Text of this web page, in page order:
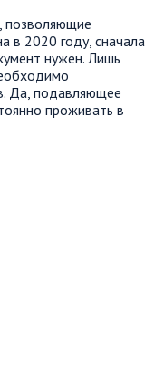
позволяющие
в 2020 году, сначала
нужен. Лишь
Да, подавляющее
проживать в